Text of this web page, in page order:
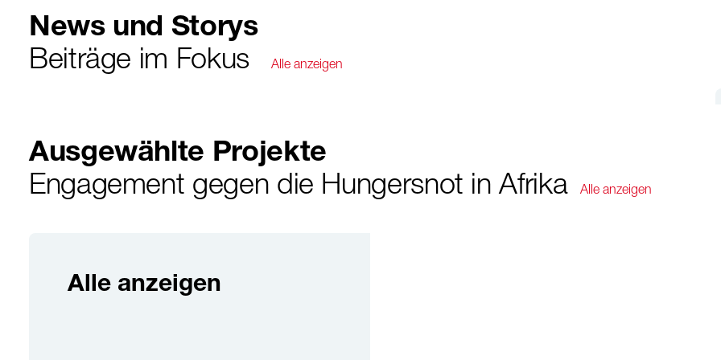
News und Storys
Beiträge im Fokus Alle anzeigen
Ausgewählte Projekte
Engagement gegen die Hungersnot in Afrika Alle anzeigen
Alle anzeigen